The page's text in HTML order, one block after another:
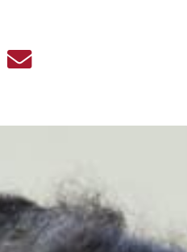
LA SOCIETÀ DI
CON LACON LA
INCONTRI CON
SEI INCONTRI